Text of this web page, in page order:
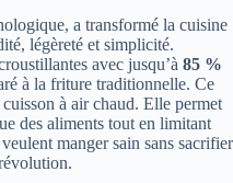
a transformé la cuisine
légèreté et simplicité.
avec jusqu’à 85 %
à la friture traditionnelle. Ce
cuisson à air chaud. Elle permet
des aliments tout en limitant
manger sain sans sacrifier